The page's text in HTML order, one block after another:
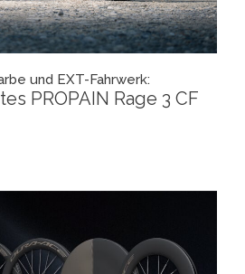
und EXT-Fahrwerk:
PROPAIN Rage 3 CF